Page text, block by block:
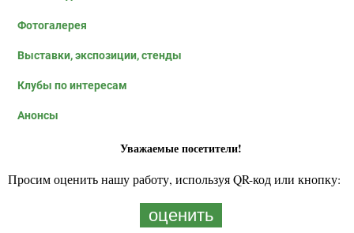
Фотогалерея
Выставки, экспозиции, стенды
Клубы по интересам
Анонсы
Уважаемые посетители!
Просим оценить нашу работу, используя QR-код или кнопку:
оценить